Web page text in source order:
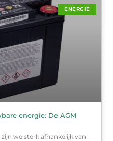
ENERGIE
energie: De AGM
we sterk afhankelijk van